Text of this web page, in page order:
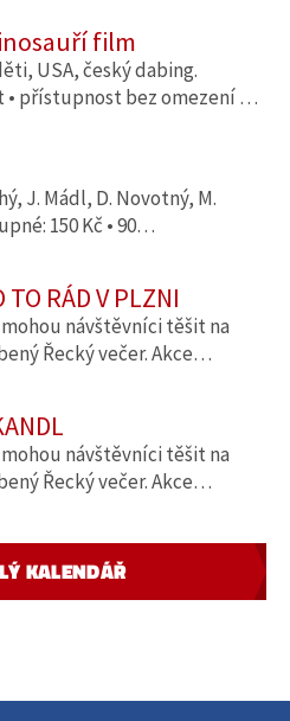
film
USA, český dabing.
• přístupnost bez omezení …
J. Mádl, D. Novotný, M.
150 Kč • 90…
RÁD V PLZNI
návštěvníci těšit na
Řecký večer. Akce…
návštěvníci těšit na
Řecký večer. Akce…
KALENDÁŘ